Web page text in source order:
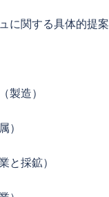
に関する具体的提案
造）
採鉱）